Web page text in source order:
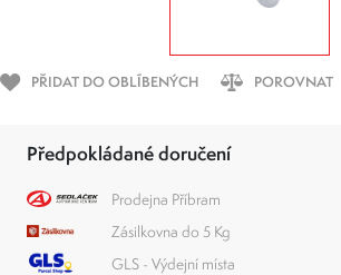
PŘIDAT DO OBLÍBENÝCH POROVNAT
Předpokládané doručení
Prodejna Příbram
Zásilkovna do 5 Kg
GLS - Výdejní místa